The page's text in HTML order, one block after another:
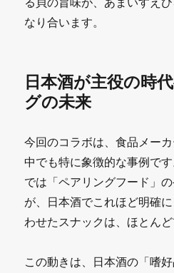
なり合います。
日本酒が主役の時
グの未来
今回のコラボは、食品メー
中でも特に象徴的な事例で
では「ペアリングフード」
が、日本酒でこれほど明確
わせたスナックは、ほとんど
この動きは、日本酒の「嗜